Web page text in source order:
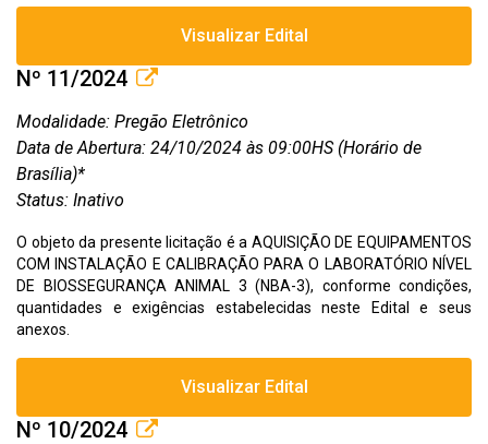
Visualizar Edital
Nº 11/2024
Modalidade: Pregão Eletrônico
Data de Abertura: 24/10/2024 às 09:00HS (Horário de
Brasília)*
Status: Inativo
O objeto da presente licitação é a AQUISIÇÃO DE EQUIPAMENTOS
COM INSTALAÇÃO E CALIBRAÇÃO PARA O LABORATÓRIO NÍVEL
DE BIOSSEGURANÇA ANIMAL 3 (NBA-3), conforme condições,
quantidades e exigências estabelecidas neste Edital e seus
anexos.
Visualizar Edital
Nº 10/2024